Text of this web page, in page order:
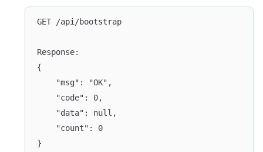
GET /api/bootstrap
Response:
{
	"msg": "OK",
	"code": 0,
	"data": null,
	"count": 0
}